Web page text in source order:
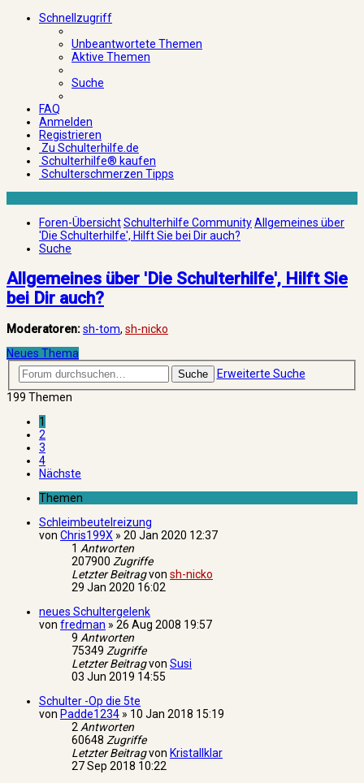
Schnellzugriff
Unbeantwortete Themen
Aktive Themen
Suche
FAQ
Anmelden
Registrieren
Zu Schulterhilfe.de
Schulterhilfe® kaufen
Schulterschmerzen Tipps
Foren-ÜbersichtSchulterhilfe CommunityAllgemeines über
'Die Schulterhilfe', Hilft Sie bei Dir auch?
Suche
Allgemeines über 'Die Schulterhilfe', Hilft Sie
bei Dir auch?
Moderatoren:sh-tom, sh-nicko
Neues Thema
Suche
Erweiterte Suche
199 Themen
1
2
3
4
Nächste
Themen
Schleimbeutelreizung
von Chris199X » 20 Jan 2020 12:37
1 Antworten
207900 Zugriffe
Letzter Beitragvon sh-nicko
29 Jan 2020 16:02
neues Schultergelenk
von fredman » 26 Aug 2008 19:57
9 Antworten
75349 Zugriffe
Letzter Beitragvon Susi
03 Jun 2019 14:55
Schulter -Op die 5te
von Padde1234 » 10 Jan 2018 15:19
2Antworten
60648 Zugriffe
Letzter Beitragvon Kristallklar
27 Sep 2018 10:22